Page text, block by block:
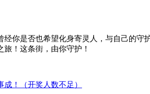
你是否也希望化身寄灵人，与自己的
！这条街，由你守护！